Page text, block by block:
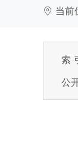
当前
索
公